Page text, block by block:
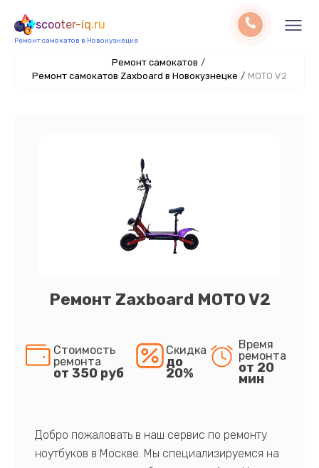
scooter-iq.ru
Ремонт самокатов в Новокузнецке
Ремонт самокатов /
Ремонт самокатов Zaxboard в Новокузнецке / MOTO V2
Ремонт Zaxboard MOTO V2
Стоимость
ремонта
от 350 руб
Скидка
до
20%
Время
ремонта
от 20
мин
Добро пожаловать в наш сервис по ремонту
ноутбуков в Москве. Мы специализируемся на